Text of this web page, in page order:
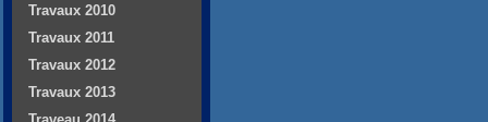
Travaux 2010
Travaux 2011
Travaux 2012
Travaux 2013